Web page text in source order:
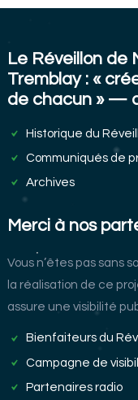
Le Réveillon de
Tremblay : «
de chacun » —
Historique du
Communiqués de
Archives
Merci à nos
Vous n’êtes pas sans
la réalisation de ce
assure une visibilité
Bienfaiteurs du
Campagne de
Partenaires radio